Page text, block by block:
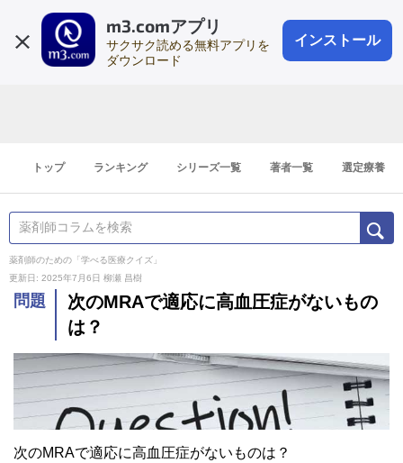
m3.comアプリ
サクサク読める無料アプリを
ダウンロード
インストール
会員登録
登録1分
トップ ランキング シリーズ一覧 著者一覧 選定療養
薬剤師のための「学べる医療クイズ」
更新日: 2025年7月6日 柳瀬 昌樹
問題
次のMRAで適応に高血圧症がないもの
は？
次のMRAで適応に高血圧症がないものは？